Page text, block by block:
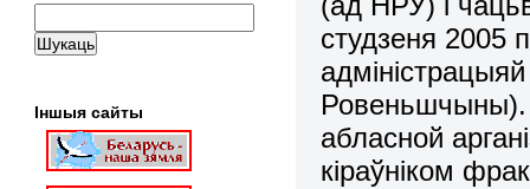
студзеня 2005
абласной
кіраўніком
Іншыя сайты